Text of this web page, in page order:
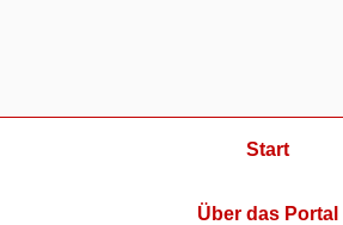
Start
Über das Portal